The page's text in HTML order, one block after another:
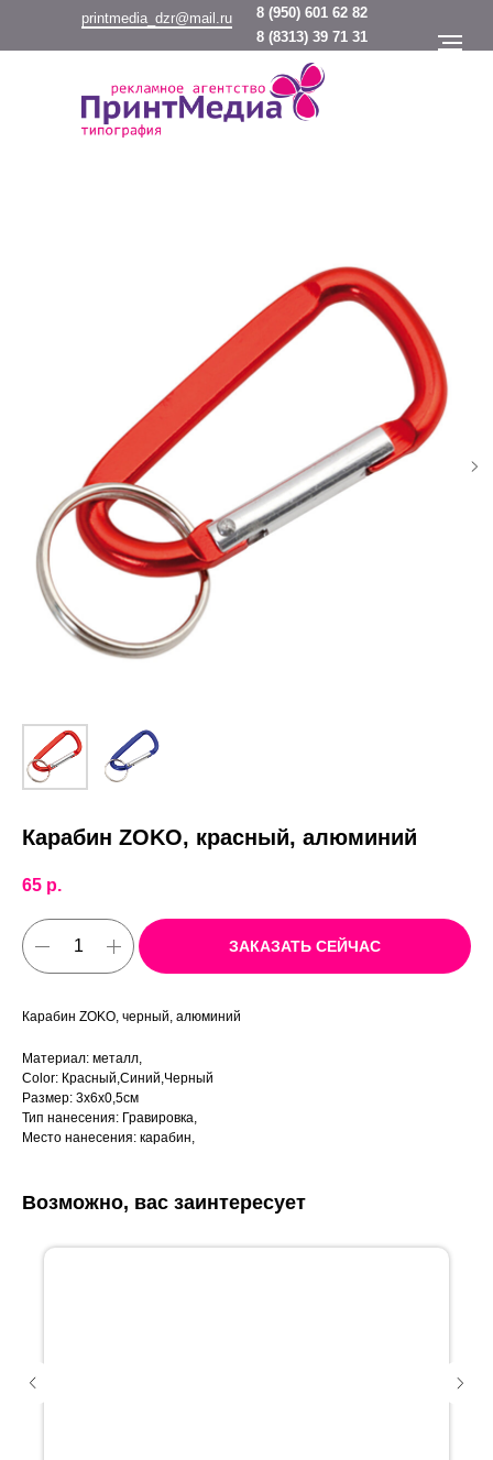
8 (950) 601 62 82
printmedia_dzr@mail.ru
8 (8313) 39 71 31
Карабин ZOKО, красный, алюминий
65 р.
ЗАКАЗАТЬ СЕЙЧАС
Карабин ZOKО, черный, алюминий
Материал: металл,
Color: Красный,Синий,Черный
Размер: 3x6x0,5см
Тип нанесения: Гравировка,
Место нанесения: карабин,
Возможно, вас заинтересует